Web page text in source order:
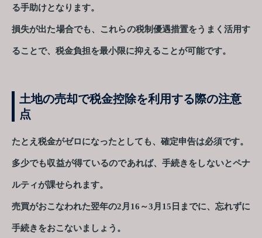
る手助けとなります。
損失が出た場合でも、これらの税制優遇措置をうまく活用す
ることで、税金負担を最小限に抑えることが可能です。
土地の売却で税金控除を利用する際の注意
点
たとえ税金がゼロになったとしても、確定申告は必須です。
多少でも収益が得ているのであれば、手続きをしないとペナ
ルティが課せられます。
売買がおこなわれた翌年の2月16～3月15日までに、忘れずに
手続きをおこないましょう。